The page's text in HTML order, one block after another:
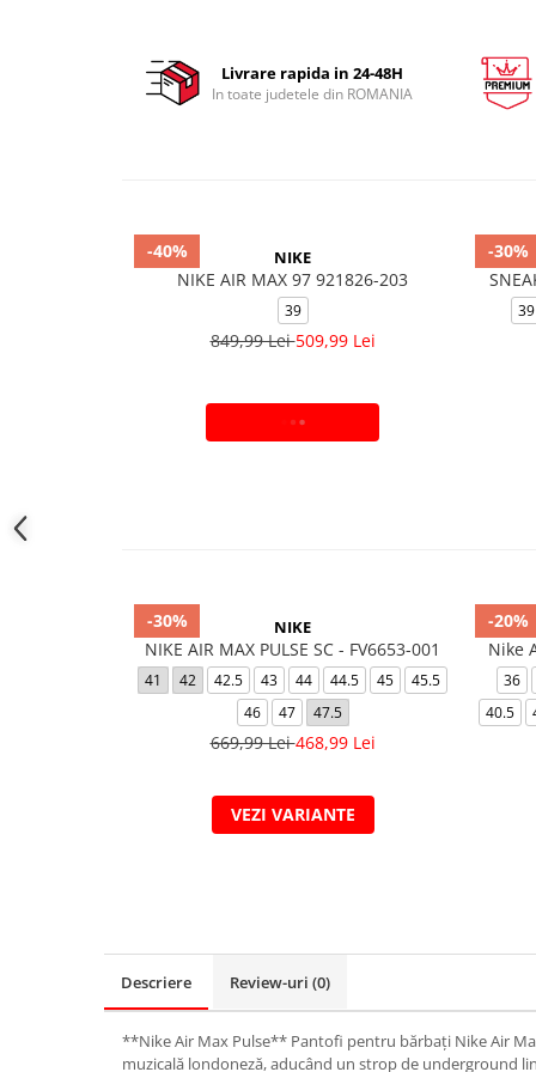
Livrare rapida in 24-48H
In toate judetele din ROMANIA
-40% NIKE
NIKE AIR MAX 97 921826-203
39
849,99 Lei509,99 Lei
ADAUGA IN COS
-30%
-30% NIKE
NIKE AIR MAX PULSE SC - FV6653-001
41 42 42.5 43 44 44.5 45
45.5
46
47 47.5
669,99 Lei468,99 Lei
VEZI VARIANTE
-20%
Nike
36
40.5
Descriere Review-uri (0)
**Nike Air Max Pulse** Pantofi pentru bărbați Nike Air
muzicală londoneză, aducând un strop de underground